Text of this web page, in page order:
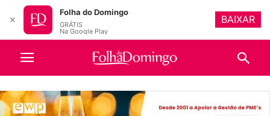
✕
Folha do Domingo
GRÁTIS
Na Google Play
BAIXAR